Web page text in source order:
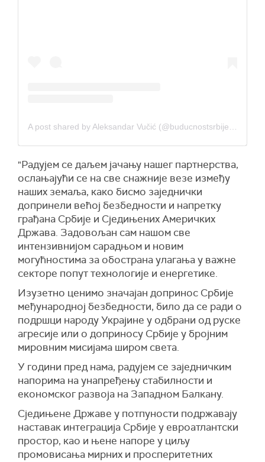
"Радујем се даљем јачању нашег партнерства,
ослањајући се на све снажније везе између
наших земаља, како бисмо заједнички
допринели већој безбедности и напретку
грађана Србије и Сједињених Америчких
Држава. Задовољан сам нашом све
интензивнијом сарадњом и новим
могућностима за обострана улагања у важне
секторе попут технологије и енергетике.
Изузетно ценимо значајан допринос Србије
међународној безбедности, било да се ради о
подршци народу Украјине у одбрани од руске
агресије или о доприносу Србије у бројним
мировним мисијама широм света.
У години пред нама, радујем се заједничким
напорима на унапређењу стабилности и
економског развоја на Западном Балкану.
Сједињене Државе у потпуности подржавају
наставак интеграција Србије у евроатлантски
простор, као и њене напоре у циљу
промовисања мирних и просперитетних